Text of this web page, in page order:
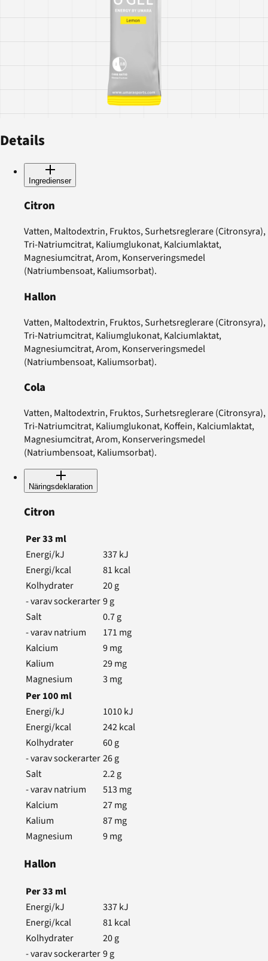
Details
Ingredienser
Citron
Vatten, Maltodextrin, Fruktos, Surhetsreglerare (Citronsyra),
Tri-Natriumcitrat, Kaliumglukonat, Kalciumlaktat,
Magnesiumcitrat, Arom, Konserveringsmedel
(Natriumbensoat, Kaliumsorbat).
Hallon
Vatten, Maltodextrin, Fruktos, Surhetsreglerare (Citronsyra),
Tri-Natriumcitrat, Kaliumglukonat, Kalciumlaktat,
Magnesiumcitrat, Arom, Konserveringsmedel
(Natriumbensoat, Kaliumsorbat).
Cola
Vatten, Maltodextrin, Fruktos, Surhetsreglerare (Citronsyra),
Tri-Natriumcitrat, Kaliumglukonat, Koffein, Kalciumlaktat,
Magnesiumcitrat, Arom, Konserveringsmedel
(Natriumbensoat, Kaliumsorbat).
Näringsdeklaration
Citron
Per33 ml
Energi/kJ
337kJ
Energi/kcal
81 kcal
Kolhydrater
20g
- varav sockerarter9g
Salt
0.7g
- varav natrium
171 mg
Kalcium
9mg
Kalium
29mg
Magnesium
3 mg
Per100 ml
Energi/kJ
1010kJ
Energi/kcal
242kcal
Kolhydrater
60g
- varav sockerarter26g
Salt
2.2g
- varav natrium
513 mg
Kalcium
27mg
Kalium
87mg
Magnesium
9mg
Hallon
Per33 ml
Energi/kJ
337kJ
Energi/kcal
81 kcal
Kolhydrater
20g
- varav sockerarter9g